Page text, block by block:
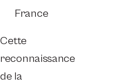
France
Cette
reconnaissance
de la